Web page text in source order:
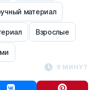
материал
Взрослые
9 МИНУТ